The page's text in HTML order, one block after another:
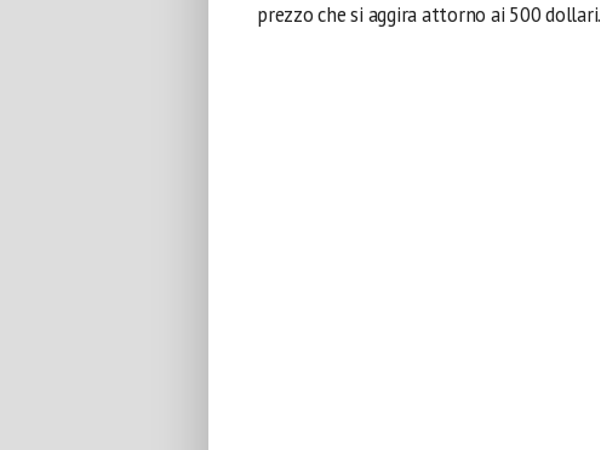
prezzo che si aggira attorno ai 500 dollari.